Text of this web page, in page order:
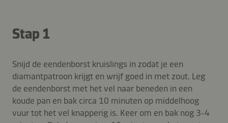
Stap 1
Snijd de eendenborst kruislings in zodat je een
diamantpatroon krijgt en wrijf goed in met zout. Leg
de eendenborst met het vel naar beneden in een
koude pan en bak circa 10 minuten op middelhoog
vuur tot het vel knapperig is. Keer om en bak nog 3-4